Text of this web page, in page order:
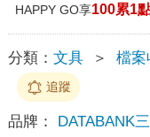
HAPPY GO享100累1
分類： 文具 ＞ 檔案
追蹤
品牌： DATABANK